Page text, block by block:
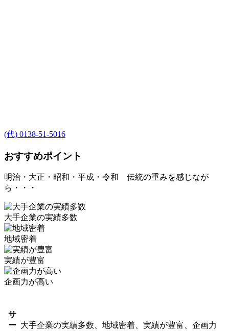
(代) 0138-51-5016
おすすめポイント
明治・大正・昭和・平成・令和 伝統の重みを感じなが
ら・・・
大手企業の実績多数
地域密着
実績が豊富
企画力が高い
サ
ー 大手企業の実績多数、地域密着、実績が豊富、企画力